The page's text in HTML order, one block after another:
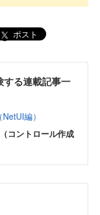
ポスト
る連載記事一
編）
コントロール作成